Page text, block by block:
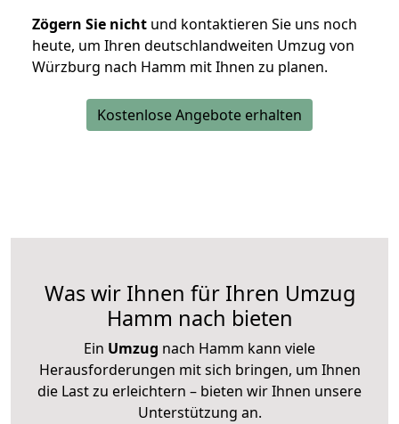
Zögern Sie nicht und kontaktieren Sie uns noch
heute, um Ihren deutschlandweiten Umzug von
Würzburg nach Hamm mit Ihnen zu planen.
Kostenlose Angebote erhalten
Was wir Ihnen für Ihren Umzug
Hamm nach bieten
Ein Umzug nach Hamm kann viele
Herausforderungen mit sich bringen, um Ihnen
die Last zu erleichtern – bieten wir Ihnen unsere
Unterstützung an.